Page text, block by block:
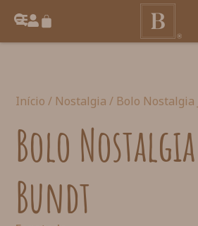
Início / Nostalgia / Bolo Nostalgia
Bolo
Bundt